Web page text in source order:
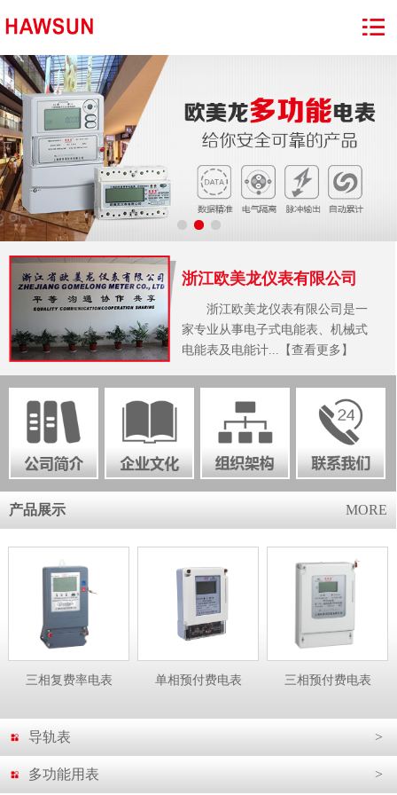
浙江欧美龙仪表有限公司
浙江欧美龙仪表有限公司是一
家专业从事电子式电能表、机械式
电能表及电能计...【查看更多】
产品展示 MORE
三相复费率电表 单相预付费电表 三相预付费电表
导轨表 >
多功能用表 >